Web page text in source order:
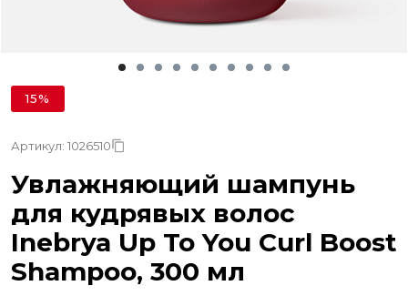
15%
Артикул: 1026510
Увлажняющий шампунь
для кудрявых волос
Inebrya Up To You Curl Boost
Shampoo, 300 мл